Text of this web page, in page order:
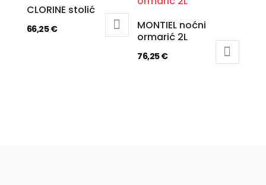
CLORINE stolić
66,25€
MONTIEL noćni
ormarić 2L
76,25€